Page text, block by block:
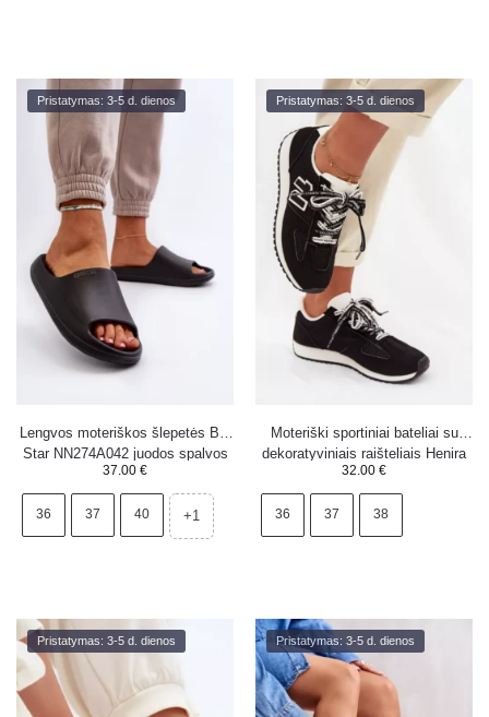
Pristatymas: 3-5 d. dienos
Lengvos moteriškos šlepetės Big
Star NN274A042 juodos spalvos
37.00 €
36 37 40 +1
Pristatymas: 3-5 d. dienos
Moteriški sportiniai bateliai su
dekoratyviniais raišteliais Henira
juodi
32.00 €
36 37 38
Pristatymas: 3-5 d. dienos Pristatymas: 3-5 d. dienos